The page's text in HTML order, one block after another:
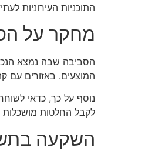
התוכניות העירוניות
מחקר על
הסביבה שבה נמצא
המוצעים. באזורים עם
נוסף על כך, כדאי
לקבל החלטות מושכלות
השקעה